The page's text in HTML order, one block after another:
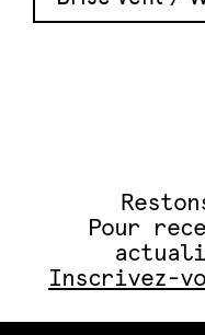
Pour
Inscrivez-